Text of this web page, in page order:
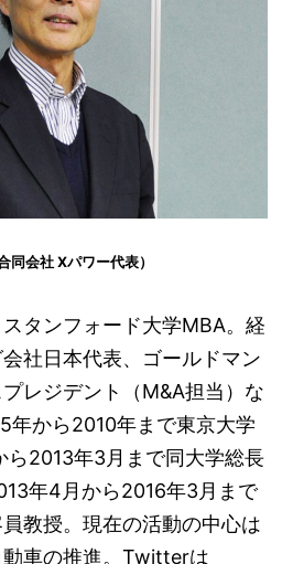
同会社 Xパワー代表）
タンフォード大学MBA。経
社日本代表、ゴールドマン
レジデント（M&A担当）な
年から2010年まで東京大学
ら2013年3月まで同大学総長
年4月から2016年3月まで
教授。現在の活動の中心は
車の推進。Twitterは